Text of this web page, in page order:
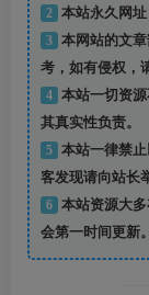
2 本站永久网址
3
本网站的文
考，如有侵权，
4
本站一切资
其真实性负责。
5
本站一律禁
客发现请向站长
6
本站资源大
会第一时间更新。